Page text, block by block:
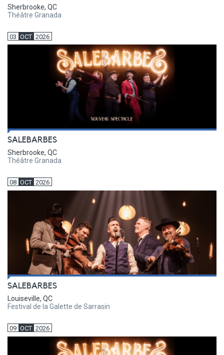
Sherbrooke, QC
Théâtre Granada
03 OCT 2026
SALEBARBES
Sherbrooke, QC
Théâtre Granada
08 OCT 2026
SALEBARBES
Louiseville, QC
Festival de la Galette de Sarrasin
09 OCT 2026